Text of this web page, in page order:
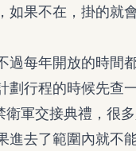
如果不在，掛的就
每年開放的時間
劃行程的時候先查
軍交接典禮，很
進去了範圍內就不